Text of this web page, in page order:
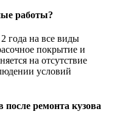
работы?
года на все виды
покрытие и
на отсутствие
условий
ремонта кузова